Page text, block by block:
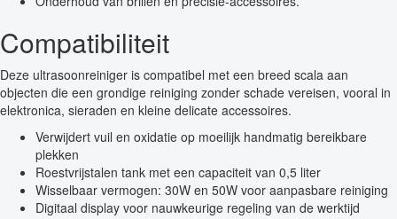
Compatibiliteit
Deze ultrasoonreiniger is compatibel met een breed scala aan
objecten die een grondige reiniging zonder schade vereisen, vooral in
elektronica, sieraden en kleine delicate accessoires.
Verwijdert vuil en oxidatie op moeilijk handmatig bereikbare
plekken
Roestvrijstalen tank met een capaciteit van 0,5 liter
Wisselbaar vermogen: 30W en 50W voor aanpasbare reiniging
Digitaal display voor nauwkeurige regeling van de werktijd